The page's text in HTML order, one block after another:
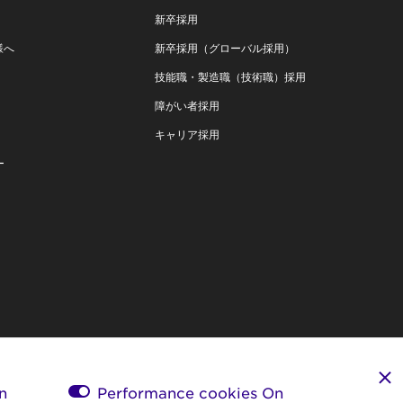
へ
新卒採用
新卒採用（グローバル採用）
技能職・製造職（技術職）採用
障がい者採用
キャリア採用
Performance cookies On